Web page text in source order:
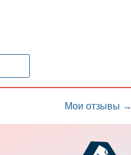
Мои отзывы →